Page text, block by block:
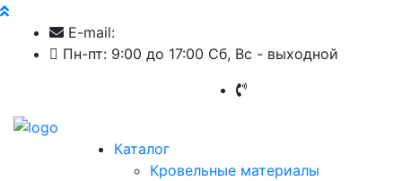
E-mail:
Пн-пт: 9:00 до 17:00 Cб, Вс - выходной
Каталог
Кровельные материалы